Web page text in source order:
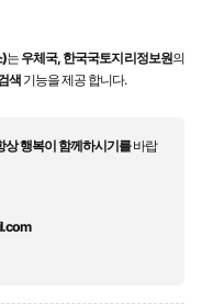
)는 우체국, 한국국토지리정보원의
색 기능을 제공 합니다.
상 행복이 함께하시기를바랍